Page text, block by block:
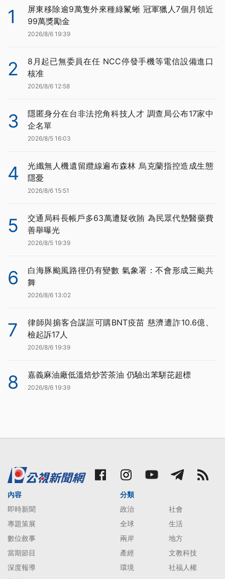
1
屏東移除逾9萬隻外來種綠鬣蜥 冠軍獵人7個月領近
99萬獎勵金
2026/8/6 19:39
2
8月起已無委員在任 NCC停發手機等電信設備進口
核准
2026/8/6 12:58
3
隱匿身分在台非法挖角科技人才 調查局公布17家中
企名單
2026/8/5 16:03
4
光纖無人機遺留纜線遍布森林 烏克蘭指控造成生態
隱憂
2026/8/6 15:51
5
交通局科長帳戶多63萬遭疑收賄 為民眾代墊醫藥費
善舉曝光
2026/8/5 19:39
6
白海豚颱風路徑仍有變數 氣象署：不會形成三颱共
舞
2026/8/6 13:02
7
律師與掮客合謀誆可購BNT疫苗 慈濟遭詐10.6億、
檢起訴17人
2026/8/6 19:39
8 嘉義麻油廠低溫焙炒苦茶油 仍驗出苯駢芘超標
2026/8/6 19:39
內容
即時新聞
專題策展
數位敘事
當期節目
深度報導
分類
政治
社會
全球
生活
兩岸
地方
產經
文教科技
環境
社福人權